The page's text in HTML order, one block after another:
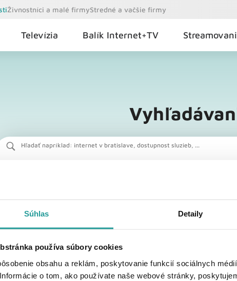
Súhlas Detaily
používa súbory cookies
obsahu a reklám, poskytovanie funkcií sociálnych
o tom, ako používate naše webové stránky,
Živnostníci a malé firmyStredné a vačšie firmy
Televízia Balík Internet+TV
Hľadať napríklad: internet v bratislave, dostupnost sluzieb, ...